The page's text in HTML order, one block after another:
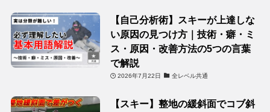
【自己分析術】スキーが上達しな
い原因の見つけ方｜技術・癖・ミ
ス・原因・改善方法の5つの言葉
で解説
2026年7月22日 全レベル共通
【スキー】整地の緩斜面でコブ斜